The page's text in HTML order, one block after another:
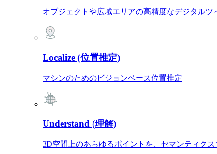
オブジェクトや広域エリアの高精度なデジタルツ
Localize (位置推定)
マシンのためのビジョンベース位置推定
Understand (理解)
3D空間上のあらゆるポイントを、セマンティク